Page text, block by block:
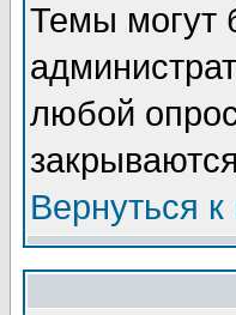
Темы могут
любой
Вернуться к